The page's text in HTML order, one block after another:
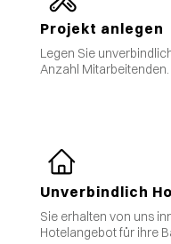
Projekt anlegen
Legen Sie
Anzahl Mitarbeitenden.
Unverbindlich
Sie erhalten von uns
Hotelangebot für ihre